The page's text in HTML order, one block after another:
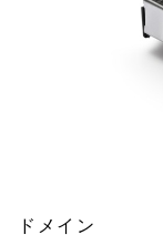
ドメイン